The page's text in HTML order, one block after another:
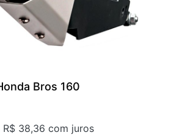
Bros 160
R$ 38,36 com juros